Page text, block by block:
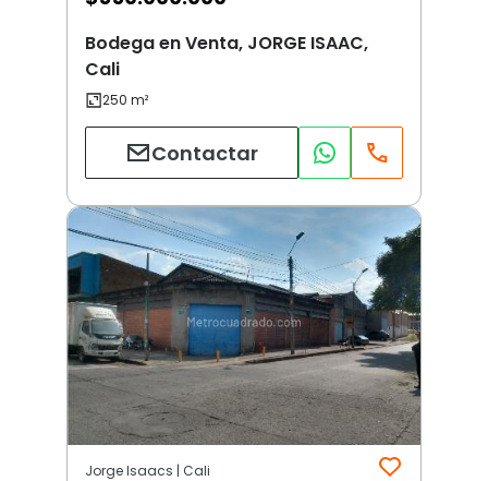
Bodega en Venta, JORGE ISAAC,
Cali
Contactar
Jorge Isaacs | Cali